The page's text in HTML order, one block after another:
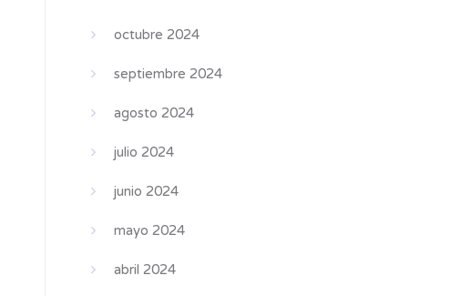
octubre 2024
septiembre 2024
agosto 2024
julio 2024
junio 2024
mayo 2024
abril 2024